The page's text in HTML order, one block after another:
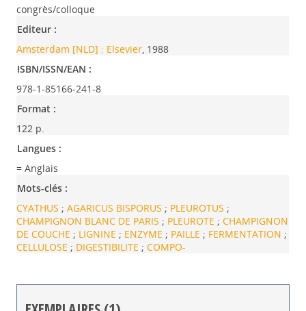
congrès/colloque
Editeur :
Amsterdam [NLD] : Elsevier, 1988
ISBN/ISSN/EAN :
978-1-85166-241-8
Format :
122 p.
Langues :
= Anglais
Mots-clés :
CYATHUS ;AGARICUS BISPORUS ; PLEUROTUS ;
CHAMPIGNON BLANC DE PARIS ; PLEUROTE ;CHAMPIGNON
DE COUCHE ; LIGNINE ; ENZYME ; PAILLE ; FERMENTATION ;
CELLULOSE ; DIGESTIBILITE ;COMPO-